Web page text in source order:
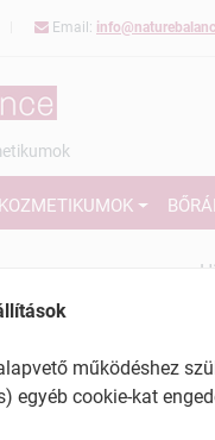
Email:
működéshez
egyéb cookie-kat